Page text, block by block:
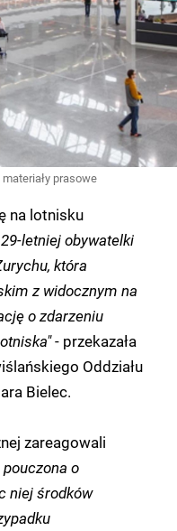
prasowe
na lotnisku
letniej obywatelki
która
z widocznym na
o zdarzeniu
- przekazała
Oddziału
Bielec.
zareagowali
pouczona o
niej środków